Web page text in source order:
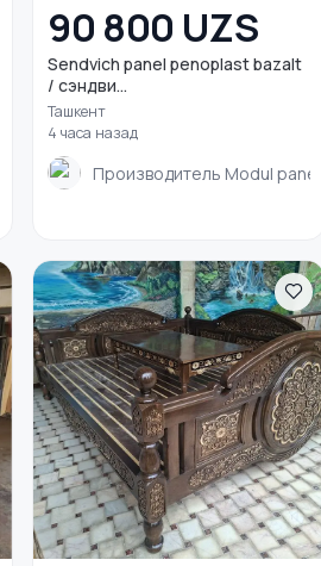
90 800 UZS
Sendvich panel penoplast bazalt
/ сэндви...
Ташкент
4 часа назад
Производитель Modul panel